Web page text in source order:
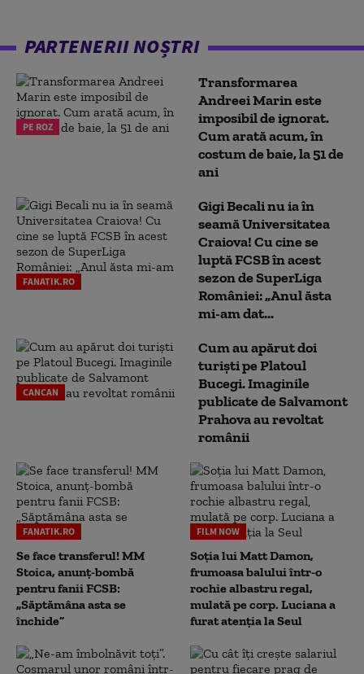
PARTENERII NOȘTRI
PE ROZ
Transformarea
Andreei Marin este
imposibil de ignorat.
Cum arată acum, în
costum de baie, la 51 de
ani
FANATIK.RO
Gigi Becali nu ia în
seamă Universitatea
Craiova! Cu cine se
luptă FCSB în acest
sezon de SuperLiga
României: „Anul ăsta
mi-am dat...
CANCAN
Cum au apărut doi
turiști pe Platoul
Bucegi. Imaginile
publicate de Salvamont
Prahova au revoltat
românii
FANATIK.RO
Se face transferul! MM
Stoica, anunț-bombă
pentru fanii FCSB:
„Săptămâna asta se
închide”
FILM NOW
Soția lui Matt Damon,
frumoasa balului într-o
rochie albastru regal,
mulată pe corp. Luciana a
furat atenția la Seul